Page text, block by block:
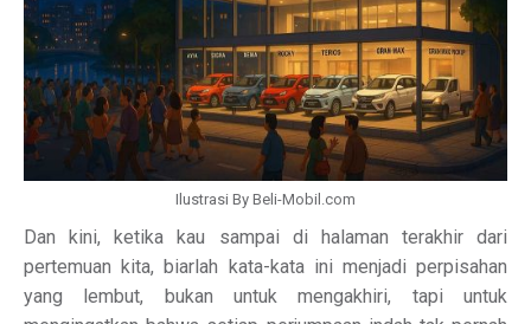
Ilustrasi By Beli-Mobil.com
Dan kini, ketika kau sampai di halaman terakhir dari
pertemuan kita, biarlah kata-kata ini menjadi perpisahan
yang lembut, bukan untuk mengakhiri, tapi untuk